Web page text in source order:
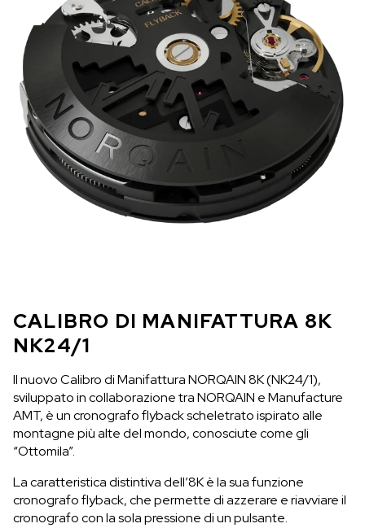
CALIBRO DI MANIFATTURA 8K
NK24/1
Il nuovo Calibro di Manifattura NORQAIN 8K (NK24/1),
sviluppato in collaborazione tra NORQAIN e Manufacture
AMT, è un cronografo flyback scheletrato ispirato alle
montagne più alte del mondo, conosciute come gli
“Ottomila”.
La caratteristica distintiva dell’8K è la sua funzione
cronografo flyback, che permette di azzerare e riavviare il
cronografo con la sola pressione di un pulsante.